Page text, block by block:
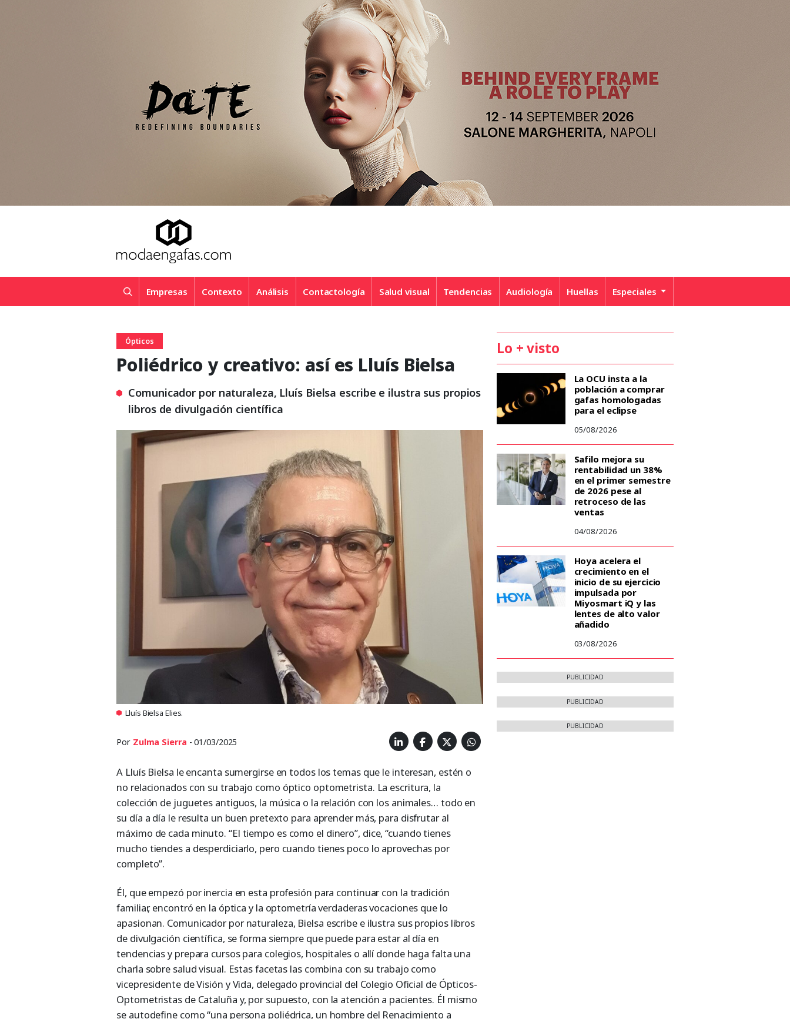
Empresas Contexto Análisis Contactología Salud visual Tendencias Audiología Huellas Especiales
Ópticos
Poliédrico y creativo: así es Lluís Bielsa
Comunicador por naturaleza, Lluís Bielsa escribe e ilustra sus propios
libros de divulgación científica
Lluís Bielsa Elies.
Por Zulma Sierra - 01/03/2025
A Lluís Bielsa le encanta sumergirse en todos los temas que le interesan, estén o
no relacionados con su trabajo como óptico optometrista. La escritura, la
colección de juguetes antiguos, la música o la relación con los animales… todo en
su día a día le resulta un buen pretexto para aprender más, para disfrutar al
máximo de cada minuto. “El tiempo es como el dinero”, dice, “cuando tienes
mucho tiendes a desperdiciarlo, pero cuando tienes poco lo aprovechas por
completo”.
Él, que empezó por inercia en esta profesión para continuar con la tradición
familiar, encontró en la óptica y la optometría verdaderas vocaciones que lo
apasionan. Comunicador por naturaleza, Bielsa escribe e ilustra sus propios libros
de divulgación científica, se forma siempre que puede para estar al día en
tendencias y prepara cursos para colegios, hospitales o allí donde haga falta una
charla sobre salud visual. Estas facetas las combina con su trabajo como
vicepresidente de Visión y Vida, delegado provincial del Colegio Oficial de Ópticos-
Optometristas de Cataluña y, por supuesto, con la atención a pacientes. Él mismo
se autodefine como “una persona poliédrica, un hombre del Renacimiento a
Lo + visto
La OCU insta a la
población a comprar
gafas homologadas
para el eclipse
05/08/2026
Safilo mejora su
rentabilidad un 38%
en el primer semestre
de 2026 pese al
retroceso de las
ventas
04/08/2026
Hoya acelera el
crecimiento en el
inicio de su ejercicio
impulsada por
Miyosmart iQ y las
lentes de alto valor
añadido
03/08/2026
PUBLICIDAD
PUBLICIDAD
PUBLICIDAD